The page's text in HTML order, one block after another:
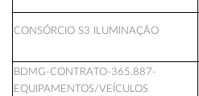
CONSÓRCIO S3 ILUMINAÇÃO
BDMG-CONTRATO-365.887-
EQUIPAMENTOS/VEÍCULOS